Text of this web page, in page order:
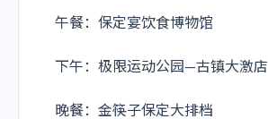
午餐：保定宴饮食博物馆
下午：极限运动公园—古镇大激店
晚餐：金筷子保定大排档